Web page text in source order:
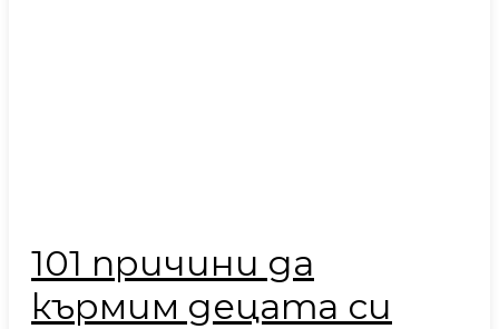
101 причини да
кърмим децата си